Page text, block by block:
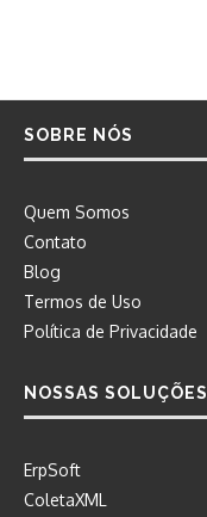
SOBRE NÓS
Quem Somos
Contato
Blog
Termos de Uso
Política de Privacidade
NOSSAS SOLUÇÕES
ErpSoft
ColetaXML